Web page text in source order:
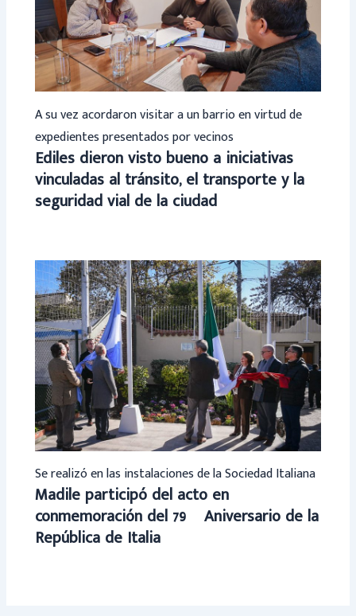
A su vez acordaron visitar a un barrio en virtud de
expedientes presentados por vecinos
Ediles dieron visto bueno a iniciativas
vinculadas al tránsito, el transporte y la
seguridad vial de la ciudad
Se realizó en las instalaciones de la Sociedad Italiana
Madile participó del acto en
conmemoración del 79º Aniversario de la
República de Italia